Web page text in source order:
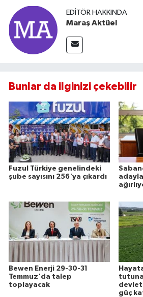
EDITÖR HAKKINDA
Maraş Aktüel
Bunlar da ilginizi çekebilir
Fuzul Türkiye genelindeki
şube sayısını 256'ya çıkardı
Bewen Enerji 29-30-31
Temmuz'da talep
toplayacak
güç